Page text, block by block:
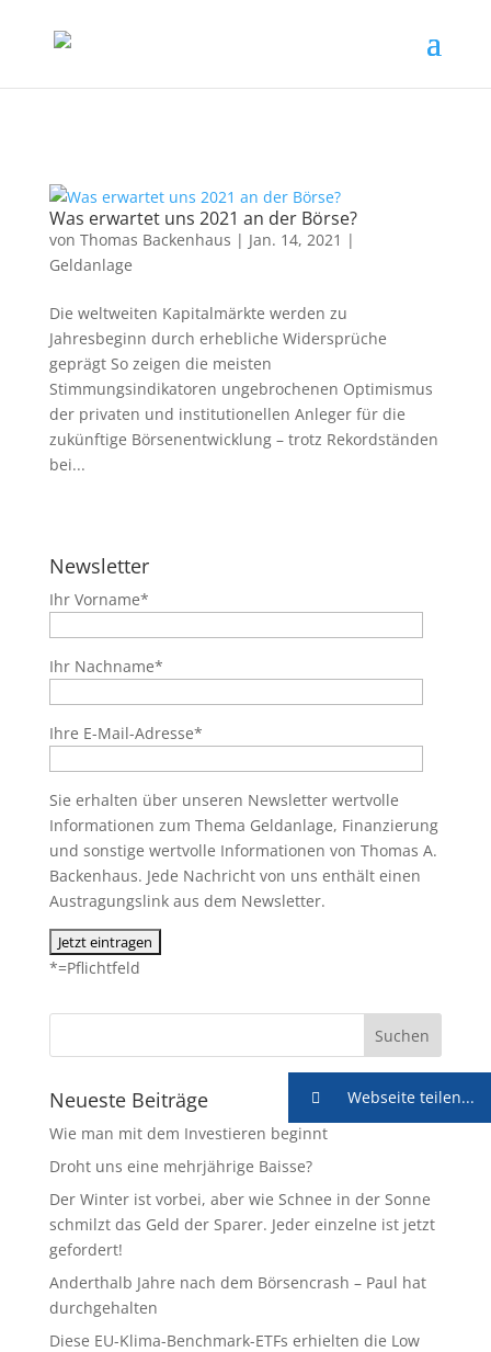
Was erwartet uns 2021 an der Börse?
von Thomas Backenhaus | Jan. 14, 2021 |
Geldanlage
Die weltweiten Kapitalmärkte werden zu
Jahresbeginn durch erhebliche Widersprüche
geprägt So zeigen die meisten
Stimmungsindikatoren ungebrochenen Optimismus
der privaten und institutionellen Anleger für die
zukünftige Börsenentwicklung – trotz Rekordständen
bei...
Newsletter
Ihr Vorname*
Ihr Nachname*
Ihre E-Mail-Adresse*
Sie erhalten über unseren Newsletter wertvolle
Informationen zum Thema Geldanlage, Finanzierung
und sonstige wertvolle Informationen von Thomas A.
Backenhaus. Jede Nachricht von uns enthält einen
Austragungslink aus dem Newsletter.
*=Pflichtfeld
Neueste Beiträge
Wie man mit dem Investieren beginnt
Droht uns eine mehrjährige Baisse?
Der Winter ist vorbei, aber wie Schnee in der Sonne
schmilzt das Geld der Sparer. Jeder einzelne ist jetzt
gefordert!
Anderthalb Jahre nach dem Börsencrash – Paul hat
durchgehalten
Diese EU-Klima-Benchmark-ETFs erhielten die Low
Webseite teilen...